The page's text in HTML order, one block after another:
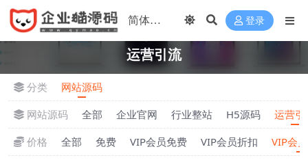
登录
运营引流
分类
网站源码
网站源码
全部 企业官网 行业整站 H5源码
运营引
价格
全部 免费 VIP会员免费 VIP会员折扣
VIP会